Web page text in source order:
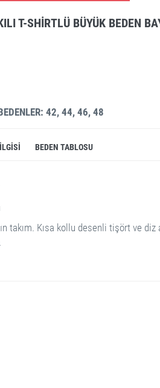
T-SHIRTLÜ BÜYÜK BEDEN
42, 44, 46, 48
BEDEN TABLOSU
takım. Kısa kollu desenli tişört ve diz